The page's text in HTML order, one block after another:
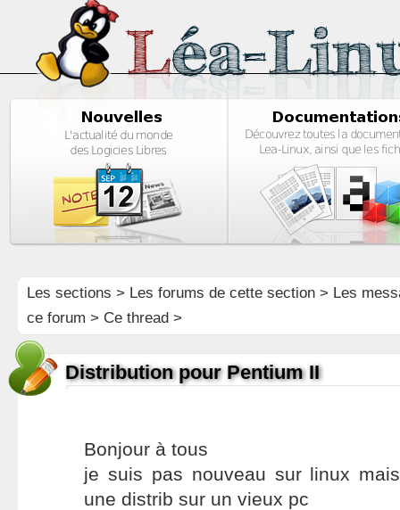
Les sections > Les forums de cette section> Les
ce forum > Ce thread >
Distribution pour Pentium II
Bonjour à tous
je suis pas nouveau sur linux
une distrib sur un vieux pc